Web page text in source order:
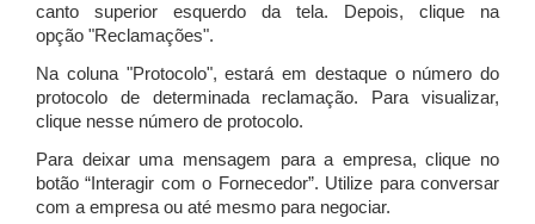
canto superior esquerdo da tela. Depois, clique na
opção "Reclamações".
Na coluna "Protocolo", estará em destaque o número do
protocolo de determinada reclamação. Para visualizar,
clique nesse número de protocolo.
Para deixar uma mensagem para a empresa, clique no
botão “Interagir com o Fornecedor”. Utilize para conversar
com a empresa ou até mesmo para negociar.